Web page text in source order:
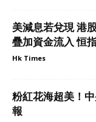
美減息若兌現 港
疊加資金流入 恒
Hk Times
粉紅花海超美！
報